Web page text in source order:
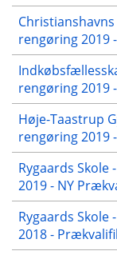
rengøring 2019
rengøring 2019
Høje-Taastrup
rengøring 2019
Rygaards
2019 - NY
Rygaards
2018 -